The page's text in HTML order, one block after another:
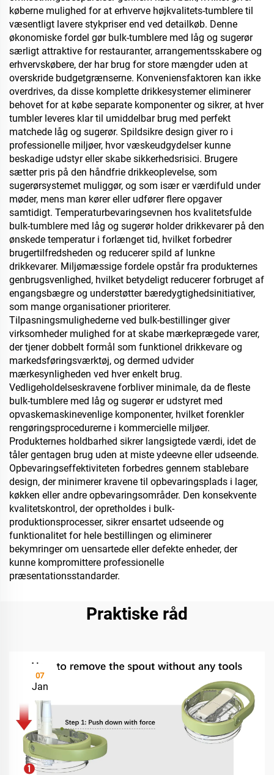
køberne mulighed for at erhverve højkvalitets-tumblere til
væsentligt lavere stykpriser end ved detailkøb. Denne
økonomiske fordel gør bulk-tumblere med låg og sugerør
særligt attraktive for restauranter, arrangementsskabere og
erhvervskøbere, der har brug for store mængder uden at
overskride budgetgrænserne. Konveniensfaktoren kan ikke
overdrives, da disse komplette drikkesystemer eliminerer
behovet for at købe separate komponenter og sikrer, at hver
tumbler leveres klar til umiddelbar brug med perfekt
matchede låg og sugerør. Spildsikre design giver ro i
professionelle miljøer, hvor væskeudgydelser kunne
beskadige udstyr eller skabe sikkerhedsrisici. Brugere
sætter pris på den håndfrie drikkeoplevelse, som
sugerørsystemet muliggør, og som især er værdifuld under
møder, mens man kører eller udfører flere opgaver
samtidigt. Temperaturbevaringsevnen hos kvalitetsfulde
bulk-tumblere med låg og sugerør holder drikkevarer på den
ønskede temperatur i forlænget tid, hvilket forbedrer
brugertilfredsheden og reducerer spild af lunkne
drikkevarer. Miljømæssige fordele opstår fra produkternes
genbrugsvenlighed, hvilket betydeligt reducerer forbruget af
engangsbægre og understøtter bæredygtighedsinitiativer,
som mange organisationer prioriterer.
Tilpasningsmulighederne ved bulk-bestillinger giver
virksomheder mulighed for at skabe mærkeprægede varer,
der tjener dobbelt formål som funktionel drikkevare og
markedsføringsværktøj, og dermed udvider
mærkesynligheden ved hver enkelt brug.
Vedligeholdelseskravene forbliver minimale, da de fleste
bulk-tumblere med låg og sugerør er udstyret med
opvaskemaskinevenlige komponenter, hvilket forenkler
rengøringsprocedurerne i kommercielle miljøer.
Produkternes holdbarhed sikrer langsigtede værdi, idet de
tåler gentagen brug uden at miste ydeevne eller udseende.
Opbevaringseffektiviteten forbedres gennem stablebare
design, der minimerer kravene til opbevaringsplads i lager,
køkken eller andre opbevaringsområder. Den konsekvente
kvalitetskontrol, der opretholdes i bulk-
produktionsprocesser, sikrer ensartet udseende og
funktionalitet for hele bestillingen og eliminerer
bekymringer om uensartede eller defekte enheder, der
kunne kompromittere professionelle
præsentationsstandarder.
Praktiske råd
07
Jan